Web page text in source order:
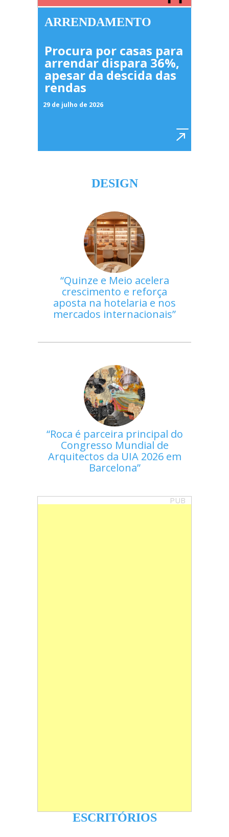
ARRENDAMENTO
Procura por casas para
arrendar dispara 36%,
apesar da descida das
rendas
29 de julho de 2026
DESIGN
Quinze e Meio acelera
crescimento e reforça
aposta na hotelaria e nos
mercados internacionais
Roca é parceira principal do
Congresso Mundial de
Arquitectos da UIA 2026 em
Barcelona
PUB
ESCRITÓRIOS